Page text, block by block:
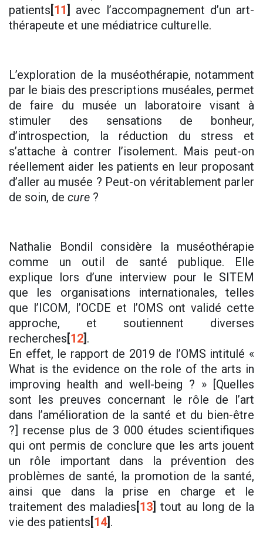
patients[11] avec l’accompagnement d’un art-
thérapeute et une médiatrice culturelle.
L’exploration de la muséothérapie, notamment
par le biais des prescriptions muséales, permet
de faire du musée un laboratoire visant à
stimuler des sensations de bonheur,
d’introspection, la réduction du stress et
s’attache à contrer l’isolement. Mais peut-on
réellement aider les patients en leur proposant
d’aller au musée ? Peut-on véritablement parler
de soin, de cure ?
Nathalie Bondil considère la muséothérapie
comme un outil de santé publique. Elle
explique lors d’une interview pour le SITEM
que les organisations internationales, telles
que l’ICOM, l’OCDE et l’OMS ont validé cette
approche, et soutiennent diverses
recherches[12] .
En effet, le rapport de 2019 de l’OMS intitulé «
What is the evidence on the role of the arts in
improving health and well-being ? » [Quelles
sont les preuves concernant le rôle de l’art
dans l’amélioration de la santé et du bien-être
?] recense plus de 3 000 études scientifiques
qui ont permis de conclure que les arts jouent
un rôle important dans la prévention des
problèmes de santé, la promotion de la santé,
ainsi que dans la prise en charge et le
traitement des maladies[13] tout au long de la
vie des patients[14] .